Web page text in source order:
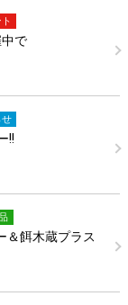
で
せ
!!
＆餌木蔵プラス